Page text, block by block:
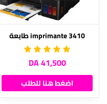
imprimante 3410 طابعة
41,500 DA
اضغط هنا للطلب